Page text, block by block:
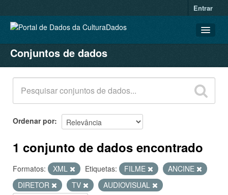
Entrar
CONJUNTOS DE DADOS
ORGANIZAÇÕES
GRUPOS
SOBRE
Conjuntos de dados
Ordenar por
1 conjunto de dados encontrado
Formatos: XML Etiquetas: FILME
ANCINE
DIRETOR
TV
AUDIOVISUAL